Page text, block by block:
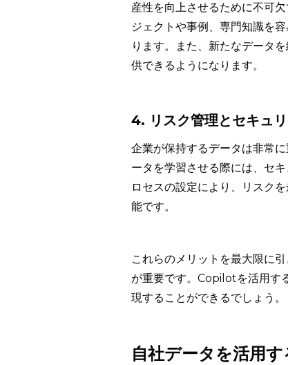
産性を向上させるために不可
ジェクトや事例、専門知識を
ります。また、新たなデータ
供できるようになります。
4. リスク管理とセキュ
企業が保持するデータは非常
ータを学習させる際には、セ
ロセスの設定により、リスク
能です。
これらのメリットを最大限に
が重要です。Copilotを活用す
現することができるでしょう。
自社データを活用